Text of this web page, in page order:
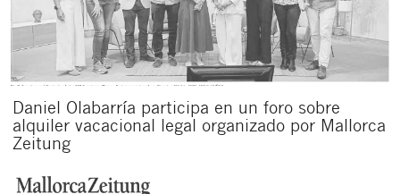
Daniel Olabarría participa en un foro sobre
alquiler vacacional legal organizado por Mallorca
Zeitung